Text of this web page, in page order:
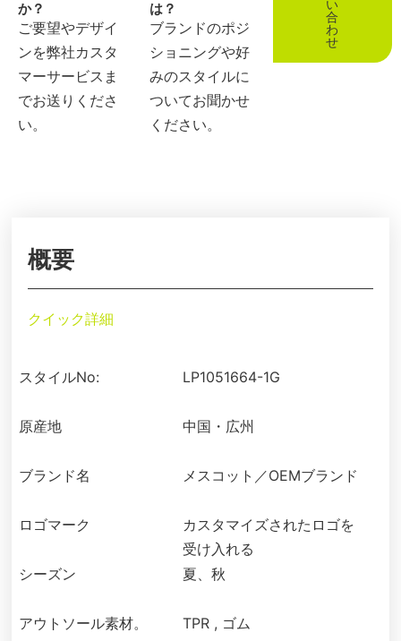
か？
ご要望やデザイ
ンを弊社カスタ
マーサービスま
でお送りくださ
い。
は？
ブランドのポジ
ショニングや好
みのスタイルに
ついてお聞かせ
ください。
い
合
わ
せ
概要
クイック詳細
スタイルNo: LP1051664-1G
原産地 中国・広州
ブランド名 メスコット／OEMブランド
ロゴマーク
カスタマイズされたロゴを
受け入れる
シーズン
夏、秋
アウトソール素材。 TPR , ゴム